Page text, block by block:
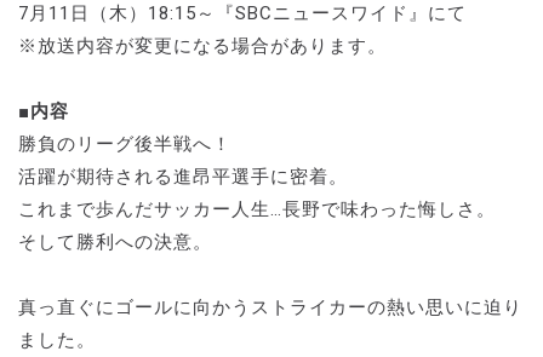
7月11日（木）18:15～『SBCニュースワイド』にて
※放送内容が変更になる場合があります。
■内容
勝負のリーグ後半戦へ！
活躍が期待される進昂平選手に密着。
これまで歩んだサッカー人生…長野で味わった悔しさ。
そして勝利への決意。
真っ直ぐにゴールに向かうストライカーの熱い思いに迫り
ました。